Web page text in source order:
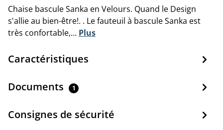
Chaise bascule Sanka en Velours. Quand le Design
s'allie au bien-être!. . Le fauteuil à bascule Sanka est
très confortable,… Plus
Caractéristiques
Documents 1
Consignes de sécurité